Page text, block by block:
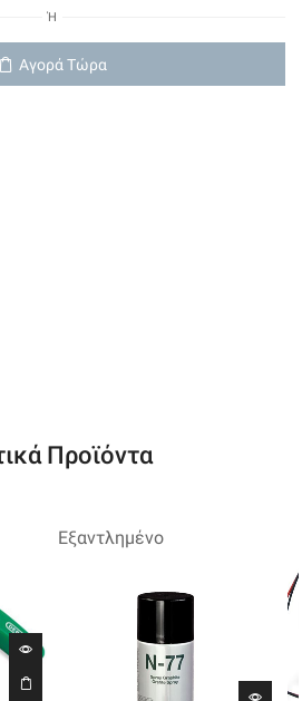
Stripper
RG-
59/6/58
Ή
Αγορά Τώρα
Προϊόντα
Εξαντλημένο